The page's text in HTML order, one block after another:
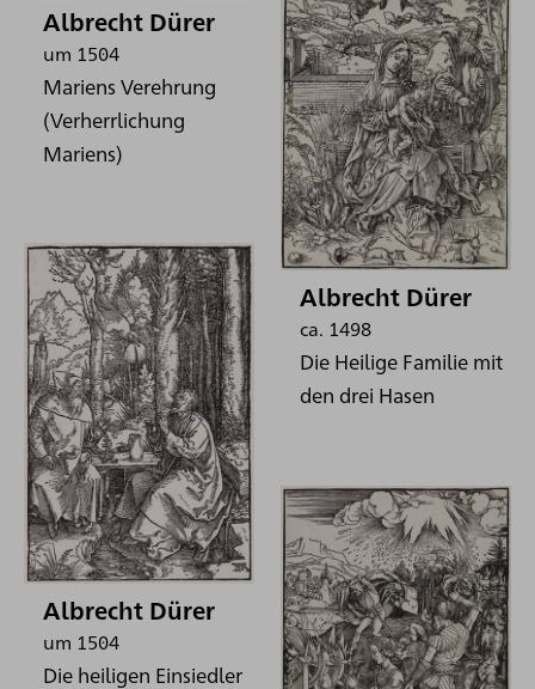
Albrecht Dürer
um 1504
Mariens Verehrung
(Verherrlichung
Mariens)
Albrecht Dürer
ca. 1498
Die Heilige Familie mit
den drei Hasen
Albrecht Dürer
um 1504
Die heiligen Einsiedler